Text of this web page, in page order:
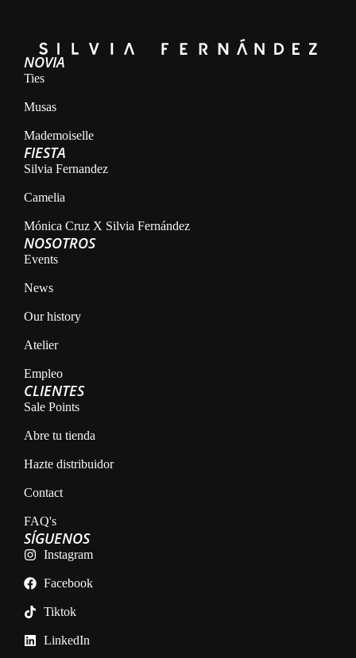
NOVIA
Ties
Musas
Mademoiselle
FIESTA
Silvia Fernandez
Camelia
Mónica Cruz X Silvia Fernández
NOSOTROS
Events
News
Our history
Atelier
Empleo
CLIENTES
Sale Points
Abre tu tienda
Hazte distribuidor
Contact
FAQ's
SÍGUENOS
Instagram
Facebook
Tiktok
LinkedIn